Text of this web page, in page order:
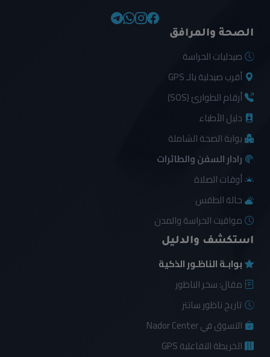
الصحة والمرافق
صيدليات الحراسة
أقرب صيدلية بالـ GPS
أرقام الطوارئ (SOS)
دليل الأطباء
بوابة الصحة الشاملة
رادار السفن والطائرات
أوقات الصلاة
حالة الطقس
مواقيت الحراسة والمدن
استكشف والدليل
بوابـة الناظـور الذكية
مقال: سحر الناظور
تاريخ ناظور سانتر
التسوق في Nador Center
الخريطة التفاعلية GPS